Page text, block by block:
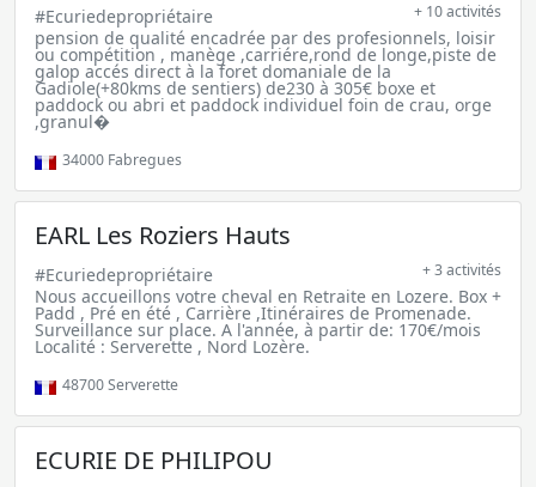
#Ecuriedepropriétaire + 10 activités
pension de qualité encadrée par des profesionnels, loisir
ou compétition , manège ,carriére,rond de longe,piste de
galop accés direct à la foret domaniale de la
Gadiole(+80kms de sentiers) de230 à 305€ boxe et
paddock ou abri et paddock individuel foin de crau, orge
,granul�
34000 Fabregues
EARL Les Roziers Hauts
#Ecuriedepropriétaire + 3 activités
Nous accueillons votre cheval en Retraite en Lozere. Box +
Padd , Pré en été , Carrière ,Itinéraires de Promenade.
Surveillance sur place. A l'année, à partir de: 170€/mois
Localité : Serverette , Nord Lozère.
48700Serverette
ECURIE DE PHILIPOU